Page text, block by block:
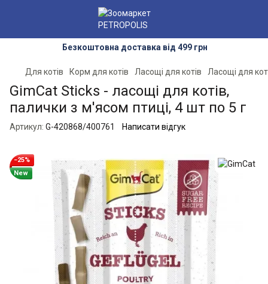
Безкоштовна доставка від 499 грн
Для котів Корм для котів Ласощі для котів Ласощі для
GimСat Sticks - ласощі для котів,
палички з м'ясом птиці, 4 шт по 5 г
Артикул: G-420868/400761 Написати відгук
−25%
New